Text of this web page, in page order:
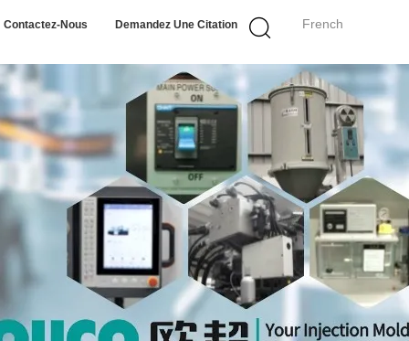
French
Contactez-Nous Demandez Une Citation